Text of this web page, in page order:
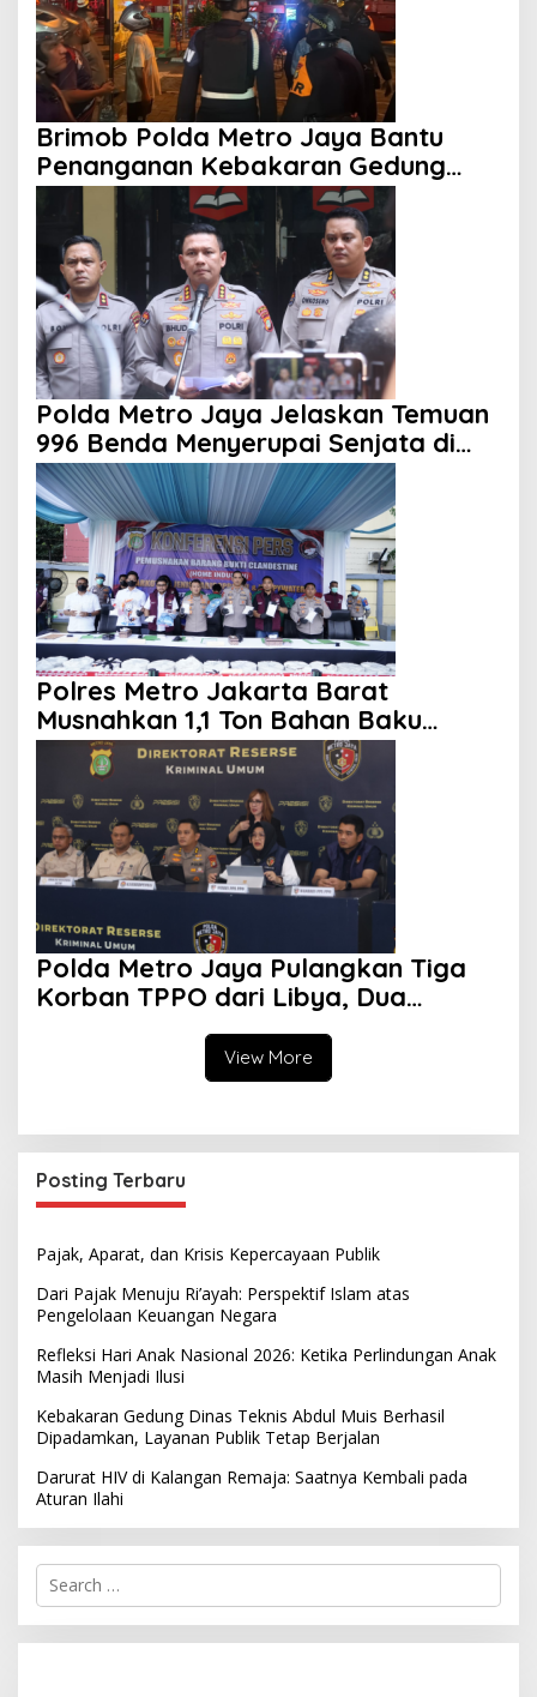
Brimob Polda Metro Jaya Bantu
Penanganan Kebakaran Gedung
Bapenda DKI
Polda Metro Jaya Jelaskan Temuan
996 Benda Menyerupai Senjata di
Yayasan Jaksel
Polres Metro Jakarta Barat
Musnahkan 1,1 Ton Bahan Baku
Narkotika, Tujuh Tersangka
Ditangkap
Polda Metro Jaya Pulangkan Tiga
Korban TPPO dari Libya, Dua
Tersangka Telah Ditetapkan
View More
Posting Terbaru
Pajak, Aparat, dan Krisis Kepercayaan Publik
Dari Pajak Menuju Ri’ayah: Perspektif Islam atas
Pengelolaan Keuangan Negara
Refleksi Hari Anak Nasional 2026: Ketika Perlindungan Anak
Masih Menjadi Ilusi
Kebakaran Gedung Dinas Teknis Abdul Muis Berhasil
Dipadamkan, Layanan Publik Tetap Berjalan
Darurat HIV di Kalangan Remaja: Saatnya Kembali pada
Aturan Ilahi
S
r